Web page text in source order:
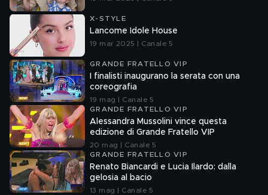
X-STYLE
Lancome Idole House
19 mar 2025 | Canale 5
GRANDE FRATELLO VIP
I finalisti inaugurano la serata con una
coreografia
19 mag | Canale 5
GRANDE FRATELLO VIP
Alessandra Mussolini vince questa
edizione di Grande Fratello VIP
20 mag | Canale 5
GRANDE FRATELLO VIP
Renato Biancardi e Lucia Ilardo: dalla
gelosia al bacio
13 mag | Canale 5